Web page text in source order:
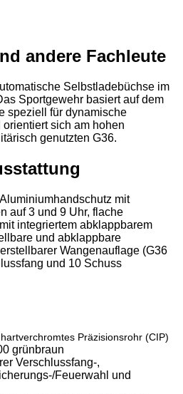
andere Fachleute
Selbstladebüchse im
Sportgewehr basiert auf dem
speziell für dynamische
sich am hohen
genutzten G36.
mit
auf 3 und 9 Uhr, flache
integriertem abklappbarem
und abklappbare
Wangenauflage (G36
und 10 Schuss
Präzisionsrohr (CIP)
grünbraun
Verschlussfang-,
Feuerwahl und